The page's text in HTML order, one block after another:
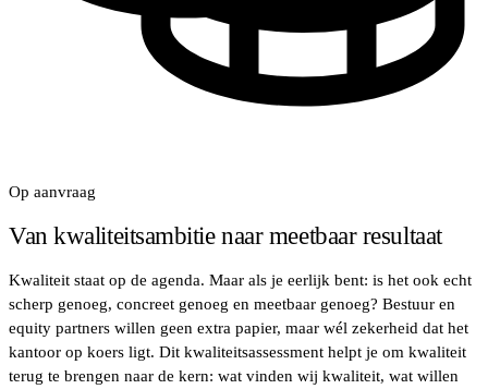
Op aanvraag
Van kwaliteitsambitie naar meetbaar resultaat
Kwaliteit staat op de agenda. Maar als je eerlijk bent: is het ook echt
scherp genoeg, concreet genoeg en meetbaar genoeg? Bestuur en
equity partners willen geen extra papier, maar wél zekerheid dat het
kantoor op koers ligt. Dit kwaliteitsassessment helpt je om kwaliteit
terug te brengen naar de kern: wat vinden wij kwaliteit, wat willen